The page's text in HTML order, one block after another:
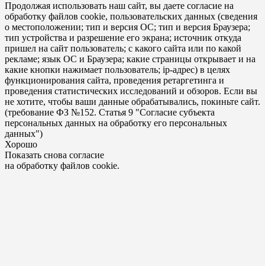
Продолжая использовать наш сайт, вы даете согласие на
обработку файлов cookie, пользовательских данных (сведения
о местоположении; тип и версия ОС; тип и версия Браузера;
тип устройства и разрешение его экрана; источник откуда
пришел на сайт пользователь; с какого сайта или по какой
рекламе; язык ОС и Браузера; какие страницы открывает и на
какие кнопки нажимает пользователь; ip-адрес) в целях
функционирования сайта, проведения ретаргетинга и
проведения статистических исследований и обзоров. Если вы
не хотите, чтобы ваши данные обрабатывались, покиньте сайт.
(требование ФЗ №152. Статья 9 "Согласие субъекта
персональных данных на обработку его персональных
данных")
Хорошо
Показать снова согласие
на обработку файлов cookie.